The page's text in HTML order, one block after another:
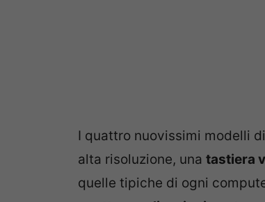
I quattro nuovissimi modelli
alta risoluzione, una tastiera
quelle tipiche di ogni